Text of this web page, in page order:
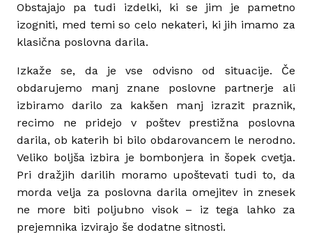
Obstajajo pa tudi izdelki, ki se jim je pametno
izogniti, med temi so celo nekateri, ki jih imamo za
klasična poslovna darila.
Izkaže se, da je vse odvisno od situacije. Če
obdarujemo manj znane poslovne partnerje ali
izbiramo darilo za kakšen manj izrazit praznik,
recimo ne pridejo v poštev prestižna poslovna
darila, ob katerih bi bilo obdarovancem le nerodno.
Veliko boljša izbira je bombonjera in šopek cvetja.
Pri dražjih darilih moramo upoštevati tudi to, da
morda velja za poslovna darila omejitev in znesek
ne more biti poljubno visok – iz tega lahko za
prejemnika izvirajo še dodatne sitnosti.